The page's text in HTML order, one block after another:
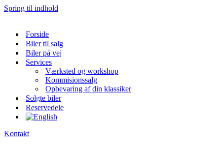
Spring til indhold
Forside
Biler til salg
Biler på vej
Services
Værksted og workshop
Kommisionssalg
Opbevaring af din klassiker
Solgte biler
Reservedele
Kontakt